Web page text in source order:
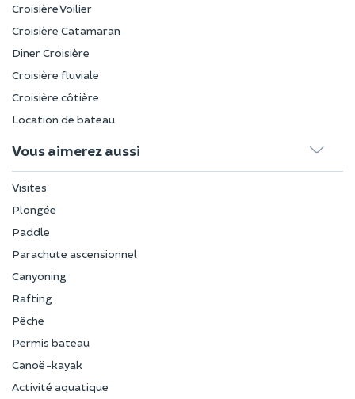
Croisière Voilier
Croisière Catamaran
Diner Croisière
Croisière fluviale
Croisière côtière
Location de bateau
Vous aimerez aussi
Visites
Plongée
Paddle
Parachute ascensionnel
Canyoning
Rafting
Pêche
Permis bateau
Canoë-kayak
Activité aquatique